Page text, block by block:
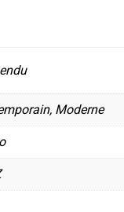
Moderne